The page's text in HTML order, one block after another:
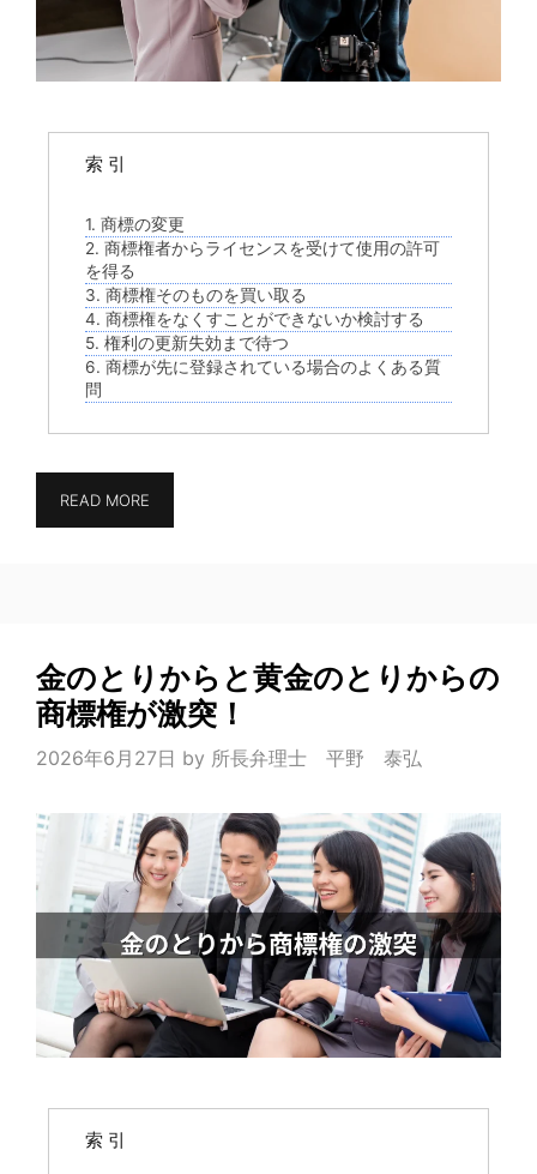
索 引
1. 商標の変更
2. 商標権者からライセンスを受けて使用の許可
を得る
3. 商標権そのものを買い取る
4. 商標権をなくすことができないか検討する
5. 権利の更新失効まで待つ
6. 商標が先に登録されている場合のよくある質
問
READ MORE
金のとりからと黄金のとりからの
商標権が激突！
2026年6月27日 by 所長弁理士 平野 泰弘
索 引